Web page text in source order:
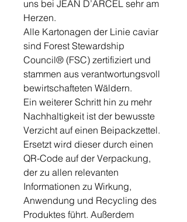
uns bei JEAN D’ARCEL sehr am
Herzen.
Alle Kartonagen der Linie caviar
sind Forest Stewardship
Council® (FSC) zertifiziert und
stammen aus verantwortungsvoll
bewirtschafteten Wäldern.
Ein weiterer Schritt hin zu mehr
Nachhaltigkeit ist der bewusste
Verzicht auf einen Beipackzettel.
Ersetzt wird dieser durch einen
QR-Code auf der Verpackung,
der zu allen relevanten
Informationen zu Wirkung,
Anwendung und Recycling des
Produktes führt. Außerdem